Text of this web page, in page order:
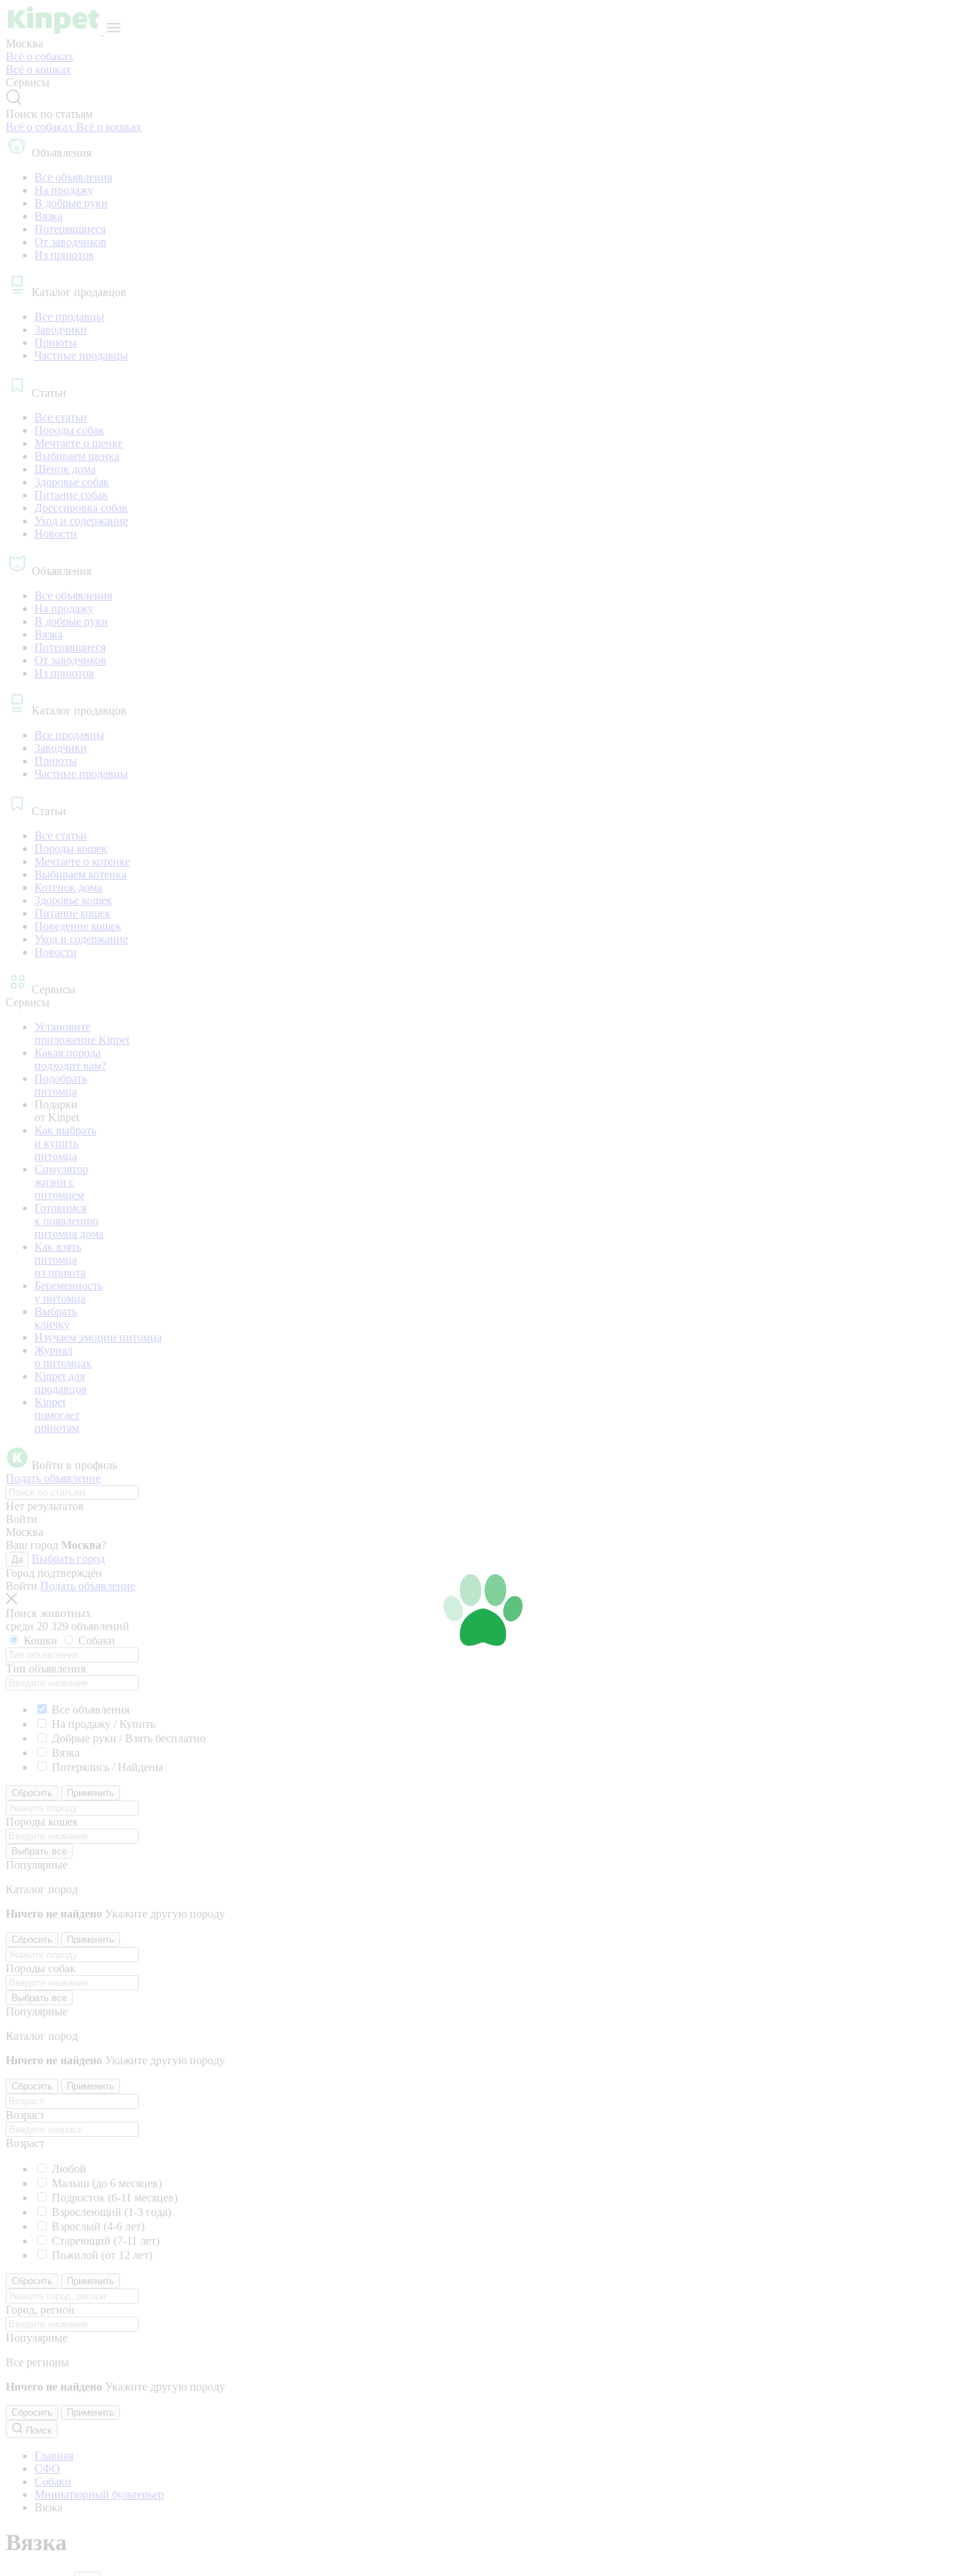
Москва
Всё о собаках
Всё о кошках
Сервисы
Поиск по статьям
Всё о собаках Всё о кошках
Объявления
Все объявления
На продажу
В добрые руки
Вязка
Потерявшиеся
От заводчиков
Из приютов
Каталог продавцов
Все продавцы
Заводчики
Приюты
Частные продавцы
Статьи
Все статьи
Породы собак
Мечтаете о щенке
Выбираем щенка
Щенок дома
Здоровье собак
Питание собак
Дрессировка собак
Уход и содержание
Новости
Объявления
Все объявления
На продажу
В добрые руки
Вязка
Потерявшиеся
От заводчиков
Из приютов
Каталог продавцов
Все продавцы
Заводчики
Приюты
Частные продавцы
Статьи
Все статьи
Породы кошек
Мечтаете о котенке
Выбираем котенка
Котенок дома
Здоровье кошек
Питание кошек
Поведение кошек
Уход и содержание
Новости
Сервисы
Сервисы
Установите
приложение Kinpet
Какая порода
подходит вам?
Подобрать
питомца
Подарки
от Kinpet
Как выбрать
и купить
питомца
Симулятор
жизни с
питомцем
Готовимся
к появлению
питомца дома
Как взять
питомца
из приюта
Беременность
у питомца
Выбрать
кличку
Изучаем эмоции питомца
Журнал
о питомцах
Kinpet для
продавцов
Kinpet
помогает
приютам
Войти в профиль
Подать объявление
Нет результатов
Войти
Москва
Ваш город Москва?
Да
Выбрать город
Город подтверждён
Войти Подать объявление
Поиск животных
среди 20 329 объявлений
Кошки
Собаки
Тип объявления
Все объявления
На продажу / Купить
Добрые руки / Взять бесплатно
Вязка
Потерялись / Найдены
Сбросить Применить
Породы кошек
Выбрать все
Популярные
Каталог пород
Ничего не найдено Укажите другую породу
Сбросить Применить
Породы собак
Выбрать все
Популярные
Каталог пород
Ничего не найдено Укажите другую породу
Сбросить Применить
Возраст
Возраст
Любой
Малыш (до 6 месяцев)
Подросток (6-11 месяцев)
Взрослеющий (1-3 года)
Взрослый (4-6 лет)
Стареющий (7-11 лет)
Пожилой (от 12 лет)
Сбросить Применить
Город, регион
Популярные
Все регионы
Ничего не найдено Укажите другую породу
Сбросить
Применить
Поиск
Главная
СФО
Собаки
Миниатюрный бультерьер
Вязка
Вязка